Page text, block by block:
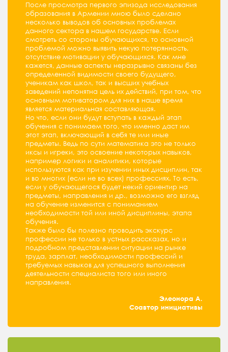
После просмотра первого эпизода исследования
образования в Армении мною было сделано
несколько выводов об основных проблемах
данного сектора в нашем государстве. Если
смотреть со стороны обучающихся, то основной
проблемой можно выявить некую потерянность,
отсутствие мотивации у обучающихся. Как мне
кажется, данные аспекты неразрывно связаны без
определенной видимости своего будущего,
ученикам как школ, так и высших учебных
заведений непонятна цель их действий, при том, что
основным мотиватором для них в наше время
является материальная составляющая.
Но что, если они будут вступать в каждый этап
обучения с понимаем того, что именно даст им
этот этап, включающий в себя те или иные
предметы. Ведь по сути математика это не только
иксы и игреки, это освоение некоторых навыков,
например логики и аналитики, которые
используются как при изучении иных дисциплин, так
и во многих (если не во всех) профессиях. То есть,
если у обучающегося будет некий ориентир на
предметы, направления и др., возможно его взгляд
на обучение изменится с пониманием
необходимости той или иной дисциплины, этапа
обучения.
Также было бы полезно проводить экскурс
профессии не только в устных рассказах, но и
подробном представлении ситуации на рынке
труда, зарплат, необходимости профессий и
требуемых навыков для успешного выполнения
деятельности специалиста того или иного
направления.
Элеонора А.
Соавтор инициативы